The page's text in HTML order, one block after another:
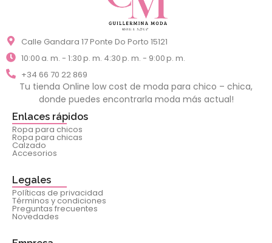
Calle Gandara 17 Ponte Do Porto 15121
10:00 a. m. - 1:30 p. m. 4:30 p. m. - 9:00 p. m.
+34 66 70 22 869
Tu tienda Online low cost de moda para chico – chica,
donde puedes encontrarla moda más actual!
Enlaces rápidos
Ropa para chicos
Ropa para chicas
Calzado
Accesorios
Legales
Políticas de privacidad
Términos y condiciones
Preguntas frecuentes
Novedades